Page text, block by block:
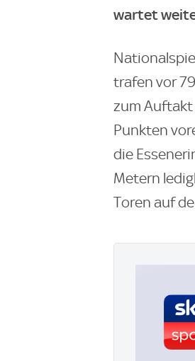
wartet
trafen vor
zum Auftakt
Punkten
die
Metern
Toren auf